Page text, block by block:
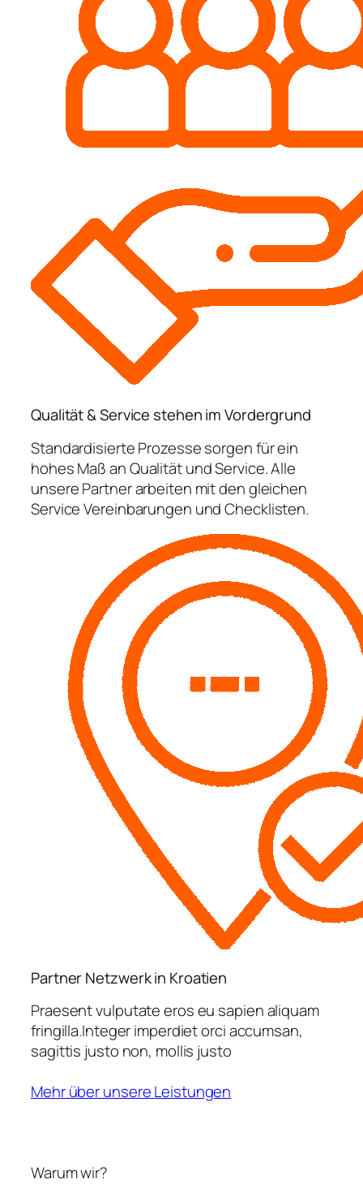
Qualität & Service stehen im Vordergrund
Standardisierte Prozesse sorgen für ein
hohes Maß an Qualität und Service. Alle
unsere Partner arbeiten mit den gleichen
Service Vereinbarungen und Checklisten.
Partner Netzwerk in Kroatien
Praesent vulputate eros eu sapien aliquam
fringilla.Integer imperdiet orci accumsan,
sagittis justo non, mollis justo
Mehr über unsere Leistungen
Warum wir?